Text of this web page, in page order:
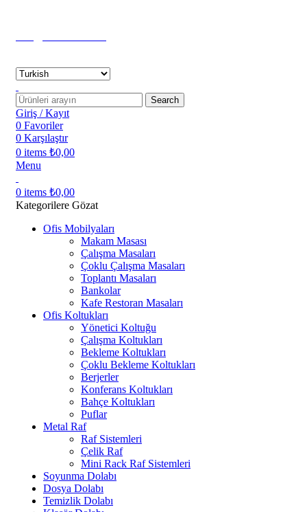
Search
Giriş / Kayıt
0 Favoriler
0 Karşılaştır
0 items ₺0,00
Menu
0 items ₺0,00
Kategorilere Gözat
Ofis Mobilyaları
Makam Masası
Çalışma Masaları
Çoklu Çalışma Masaları
Toplantı Masaları
Bankolar
Kafe Restoran Masaları
Ofis Koltukları
Yönetici Koltuğu
Çalışma Koltukları
Bekleme Koltukları
Çoklu Bekleme Koltukları
Berjerler
Konferans Koltukları
Bahçe Koltukları
Puflar
Metal Raf
Raf Sistemleri
Çelik Raf
Mini Rack Raf Sistemleri
Soyunma Dolabı
Dosya Dolabı
Temizlik Dolabı